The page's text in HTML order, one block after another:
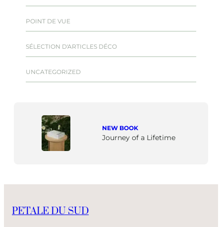
POINT DE VUE
SÉLECTION D'ARTICLES DÉCO
UNCATEGORIZED
NEW BOOK
Journey of a Lifetime
PETALE DU SUD